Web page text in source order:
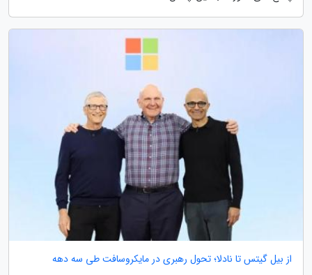
از بیل گیتس تا نادلا؛ تحول رهبری در مایکروسافت طی سه دهه